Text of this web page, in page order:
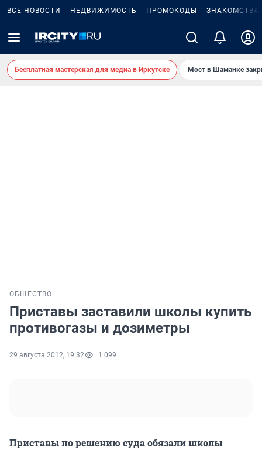
ВСЕ НОВОСТИ НЕДВИЖИМОСТЬ ПРОМОКОДЫ ЗНАКОМСТВА
Бесплатная мастерская для медиа в Иркутске Мост в Шаманке
ОБЩЕСТВО
Приставы заставили школы купить
противогазы и дозиметры
29 августа 2012, 19:32 1 099
Приставы по решению суда обязали школы